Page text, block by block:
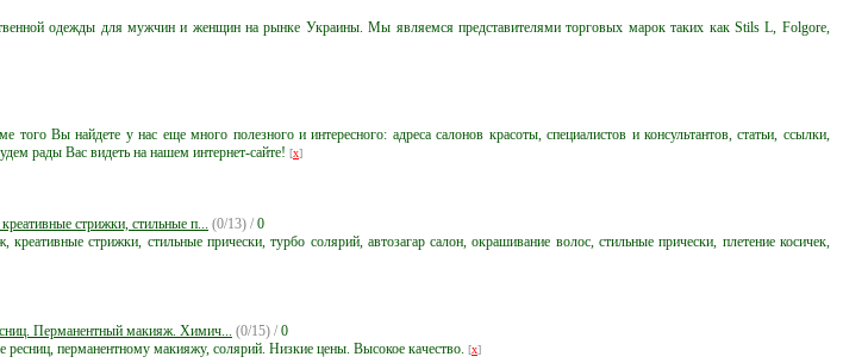
одежды для мужчин и женщин на рынке Украины. Мы являемся представителями торговых марок таких как Stils L, Folgore,
Вы найдете у нас еще много полезного и интересного: адреса салонов красоты, специалистов и консультантов, статьи, ссылки,
рады Вас видеть на нашем интернет-сайте! [x]
стрижки, стильные п... (0/13) / 0
стрижки, стильные прически, турбо солярий, автозагар салон, окрашивание волос, стильные прически, плетение косичек,
Перманентный макияж. Химич... (0/15) / 0
перманентному макияжу, солярий. Низкие цены. Высокое качество. [x]